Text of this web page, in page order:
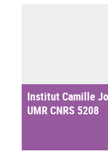
Institut Camille
UMR CNRS 5208